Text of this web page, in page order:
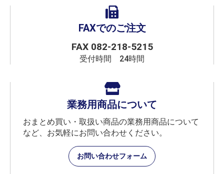
FAXでのご注文
FAX 082-218-5215
受付時間 24時間
業務用商品について
おまとめ買い・取扱い商品の業務用商品について
など、お気軽にお問い合わせください。
お問い合わせフォーム